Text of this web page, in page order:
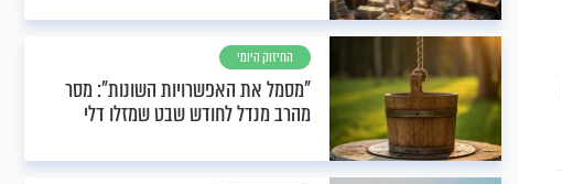
החיזוק היומי
"מסמל את האפשרויות השונות": מסר
מהרב מנדל לחודש שבט שמזלו דלי